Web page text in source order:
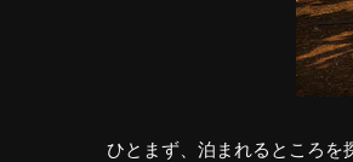
ひとまず、泊まれるところを